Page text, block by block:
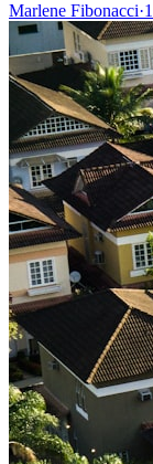
Marlene Fibonacci·